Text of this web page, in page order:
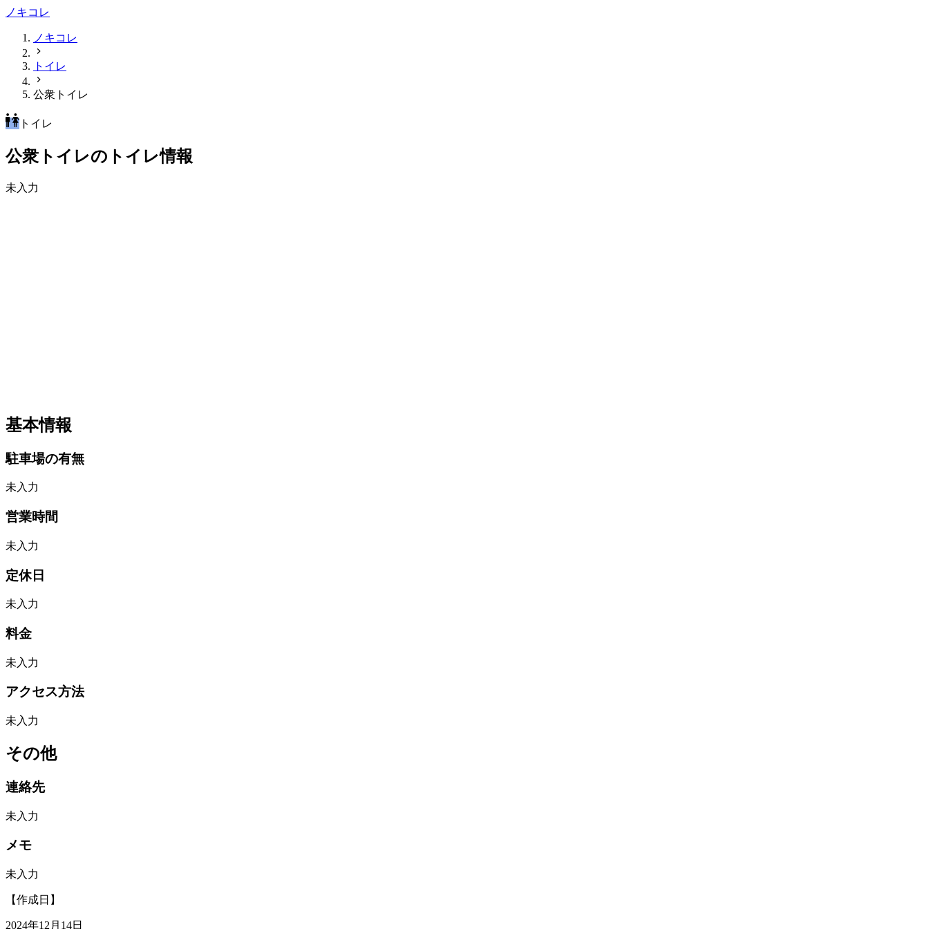
ノキコレ
ノキコレ
トイレ
公衆トイレ
トイレ
公衆トイレのトイレ情報
未入力
基本情報
駐車場の有無
未入力
営業時間
未入力
定休日
未入力
料金
未入力
アクセス方法
未入力
その他
連絡先
未入力
メモ
未入力
【作成日】
2024年12月14日